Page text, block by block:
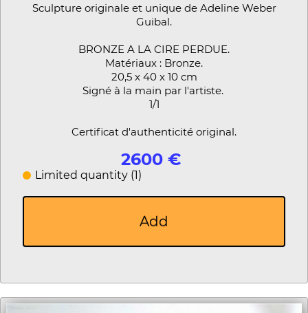
Sculpture originale et unique de Adeline Weber
Guibal.
BRONZE A LA CIRE PERDUE.
Matériaux : Bronze.
20,5 x 40 x 10 cm
Signé à la main par l'artiste.
1/1
Certificat d'authenticité original.
2600 €
Limited quantity (1)
Add